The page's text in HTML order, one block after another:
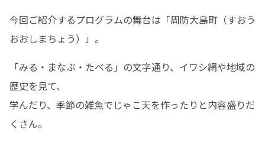
今回ご紹介するプログラムの舞台は「周防大島町（すおう
おおしまちょう）」。
「みる・まなぶ・たべる」の文字通り、イワシ網や地域の
歴史を見て、
学んだり、季節の雑魚でじゃこ天を作ったりと内容盛りだ
くさん。